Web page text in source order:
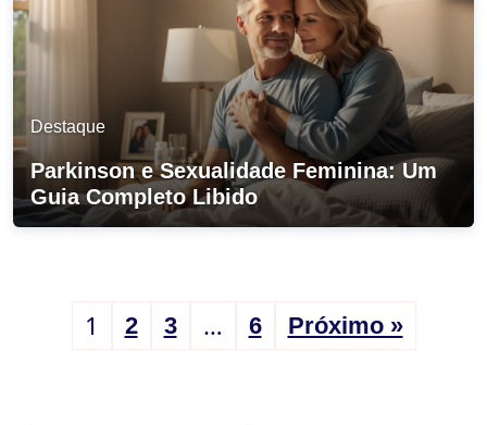
Destaque
Parkinson e Sexualidade Feminina: Um
Guia Completo Libido
1 2 3 … 6 Próximo »